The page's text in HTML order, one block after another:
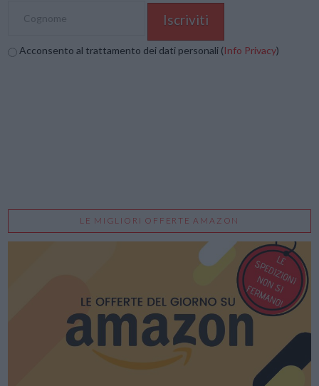
Acconsento al trattamento dei dati personali (Info Privacy)
LE MIGLIORI OFFERTE AMAZON